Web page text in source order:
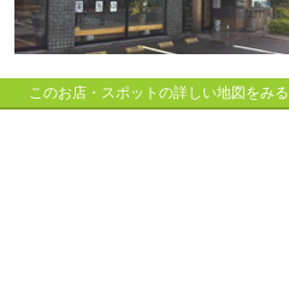
このお店・スポットの詳しい地図をみる